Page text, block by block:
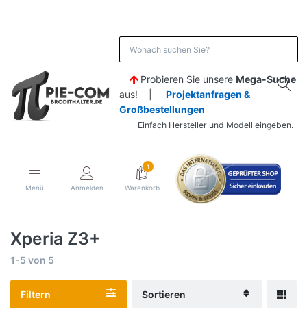
Probieren Sie unsere Mega-Suche
aus! | Projektanfragen &
Großbestellungen
Einfach Hersteller und Modell eingeben.
Menü Anmelden
1
Warenkorb
Xperia Z3+
1-5 von 5
Filtern Sortieren